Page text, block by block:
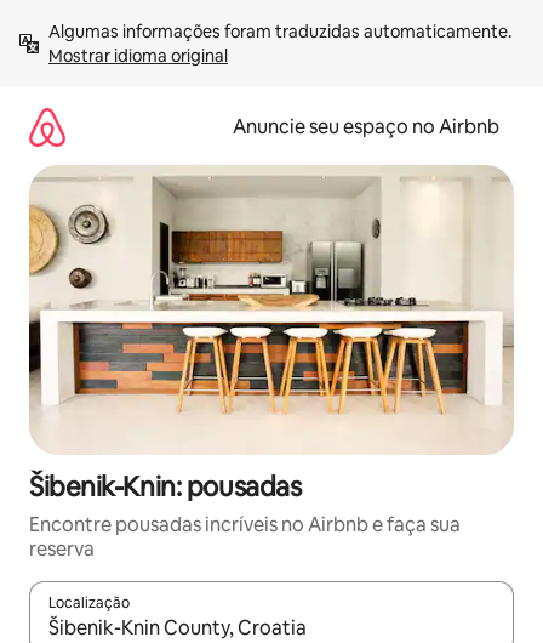
para
Mostrar idioma original
Anuncie seu espaço no Airbnb
Šibenik-Knin: pousadas
Encontre pousadas incríveis no Airbnb e faça sua
reserva
Localização
Quando os resultados estiverem disponíveis, explore-os